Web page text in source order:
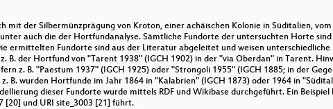
mit der Silbermünzprägung von Kroton, einer achäischen Kolonie in Süditalien,
auch die der Hortfundanalyse. Sämtliche Fundorte der untersuchten Horte
ermittelten Fundorte sind aus der Literatur abgeleitet und weisen unterschiedliche
B. der Hortfund von "Tarent 1938" (IGCH 1902) in der "via Oberdan" in Tarent.
z. B. "Paestum 1937" (IGCH 1925) oder "Strongoli 1955" (IGCH 1885; in der
B. wurden Hortfunde im Jahr 1864 in "Kalabrien" (IGCH 1873) oder 1964 in
dieser Fundorte wurde mittels RDF und Wikibase durchgeführt. Ein
[20] und URI site_3003 [21] führt.